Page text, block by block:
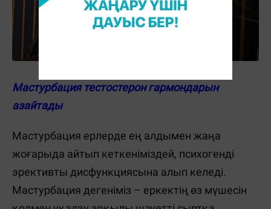
Мастурбация тестостерон гармондарын
азайтады
Мастурбация ерлерде ең алдымен жаңа
жоғарыда айтып кеткеніміздей, психогенді
эрективты дисфункциясына алып келеді.
Мастурбация дегеніміз – еркектің өз мүшесін